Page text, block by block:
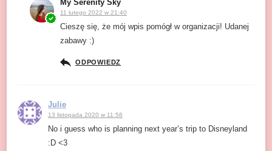
My Serenity Sky
11 lutego 2022 w 21:40
Cieszę się, że mój wpis pomógł w organizacji! Udanej
zabawy :)
ODPOWIEDZ
Julie
13 listopada 2020 w 11:58
No i guess who is planning next year’s trip to Disneyland
:D <3